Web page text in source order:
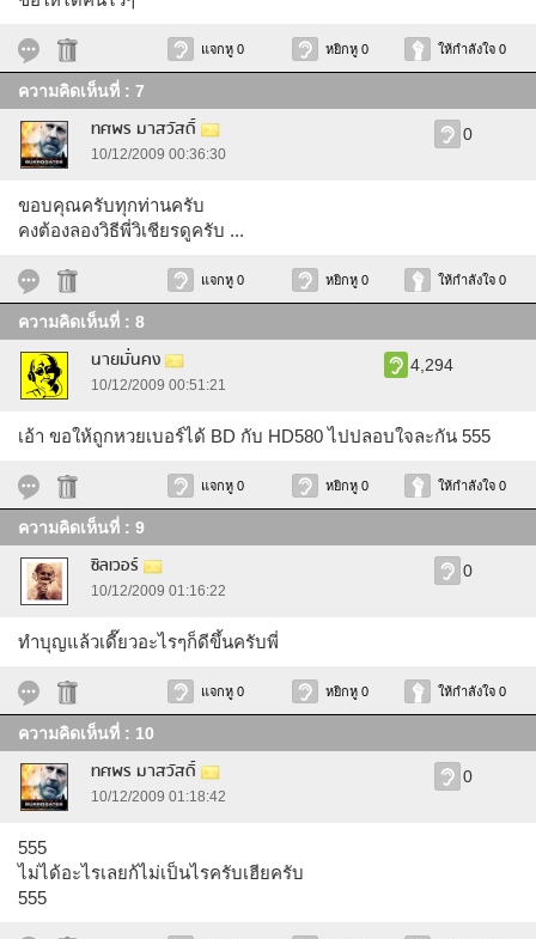
แจกหู 0 หยิกหู 0 ให้กำลังใจ 0
ความคิดเห็นที่ : 7
ทศพร มาสวัสดิ์
10/12/2009 00:36:30
0
ขอบคุณครับทุกท่านครับ
คงต้องลองวิธีพี่วิเชียรดูครับ ...
แจกหู 0 หยิกหู 0 ให้กำลังใจ 0
ความคิดเห็นที่ : 8
นายมั่นคง
10/12/2009 00:51:21
4,294
เอ้า ขอให้ถูกหวยเบอร์ได้ BD กับ HD580 ไปปลอบใจละกัน 555
แจกหู 0 หยิกหู 0 ให้กำลังใจ 0
ความคิดเห็นที่ : 9
ซิลเวอร์
10/12/2009 01:16:22
0
ทำบุญแล้วเดี๊ยวอะไรๆก็ดีขึ้นครับพี่
แจกหู 0 หยิกหู 0 ให้กำลังใจ 0
ความคิดเห็นที่ : 10
ทศพร มาสวัสดิ์
10/12/2009 01:18:42
0
555
ไม่ได้อะไรเลยก้ไม่เป็นไรครับเฮียครับ
555